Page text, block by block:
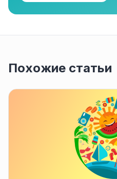
Похожие статьи